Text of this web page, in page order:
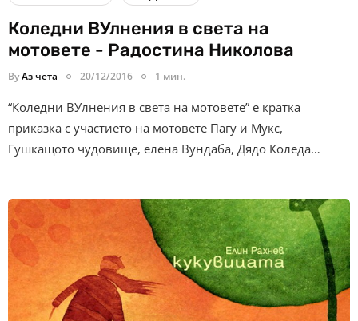
Коледни ВУлнения в света на
мотовете - Радостина Николова
ByАз чета 20/12/2016 1 мин.
“Коледни ВУлнения в света на мотовете” е кратка
приказка с участието на мотовете Пагу и Мукс,
Гушкащото чудовище, елена Вундаба, Дядо Коледа…